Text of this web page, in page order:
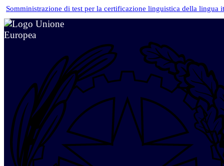
Somministrazione di test per la certificazione linguistica della lingua